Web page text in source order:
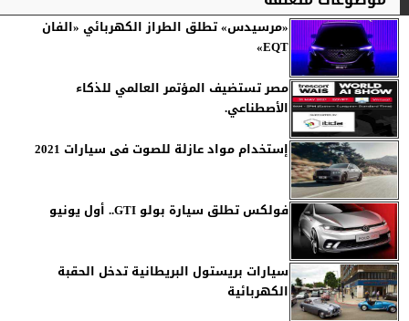
«مرسيدس» تطلق الطراز الكهربائي «الفان
EQT»
مصر تستضيف المؤتمر العالمي للذكاء
الأصطناعي.
إستخدام مواد عازلة للصوت فى سيارات 2021
فولكس تطلق سيارة بولو GTI.. أول يونيو
سيارات بريستول البريطانية تدخل الحقبة
الكهربائية